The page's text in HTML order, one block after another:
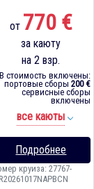
от 770 €
за каюту
на 2 взр.
В стоимость включены:
портовые сборы 200 €
сервисные сборы
включены
все каюты
Подробнее
круиза: 27767-